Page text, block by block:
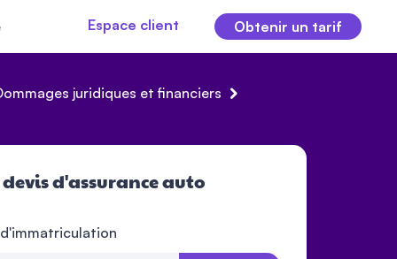
Espace client Obtenir un tarif
juridiques et financiers
d'assurance auto